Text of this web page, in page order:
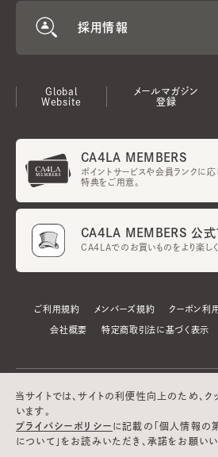
採用情報
Global
Website
メールマガジン
登録
CA4LA MEMBERS
ポイントサービスや会員ランクに応
特典をご用意。
CA4LA MEMBERS 公式
CA4LAでのお買いものをより楽し
ご利用規約 メンバーズ規約 クーポン利
会社概要 特定商取引法に基づく表示
当サイトでは、サイトの利便性向上のため、
います。
プライバシーポリシー に記載の「個人情報の
について」をお読みいただき、承諾をお願いい